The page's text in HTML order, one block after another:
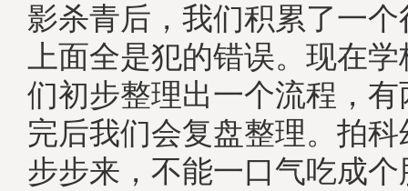
影杀青后，我们积累了一
上面全是犯的错误。现在
们初步整理出一个流程，
完后我们会复盘整理。拍
步步来，不能一口气吃